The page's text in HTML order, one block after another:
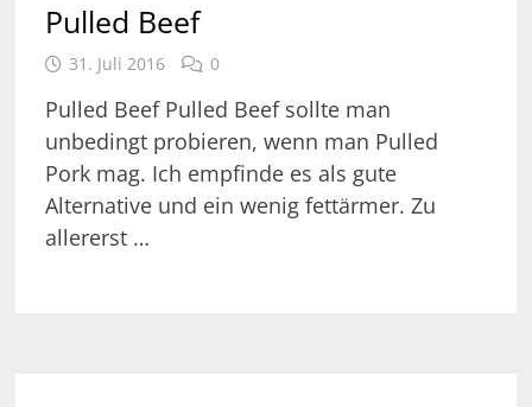
Pulled Beef
31. Juli 2016 0
Pulled Beef Pulled Beef sollte man
unbedingt probieren, wenn man Pulled
Pork mag. Ich empfinde es als gute
Alternative und ein wenig fettärmer. Zu
allererst …